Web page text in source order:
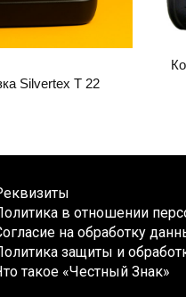
Silvertex T 22
в отношении
на обработку
защиты и
такое «Честный Знак»